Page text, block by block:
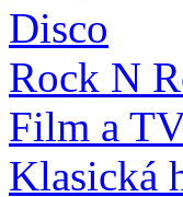
Disco
Rock N
Film a
Klasická